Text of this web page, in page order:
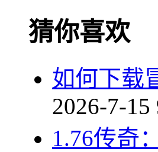
猜你喜欢
如何下载
2026-7-15
1.76传奇